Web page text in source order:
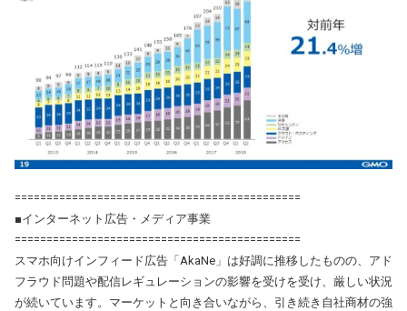
=============================================
■インターネット広告・メディア事業
=============================================
スマホ向けインフィード広告「AkaNe」は好調に推移したものの、アド
フラウド問題や配信レギュレーションの影響を受けを受け、厳しい状況
が続いています。マーケットと向き合いながら、引き続き自社商材の強